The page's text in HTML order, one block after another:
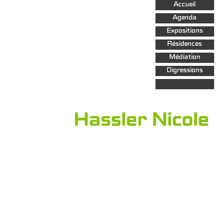
Aller au
contenu
principal
Accueil
Agenda
Expositions
Résidences
Médiation
Digressions
Hassler Nicole